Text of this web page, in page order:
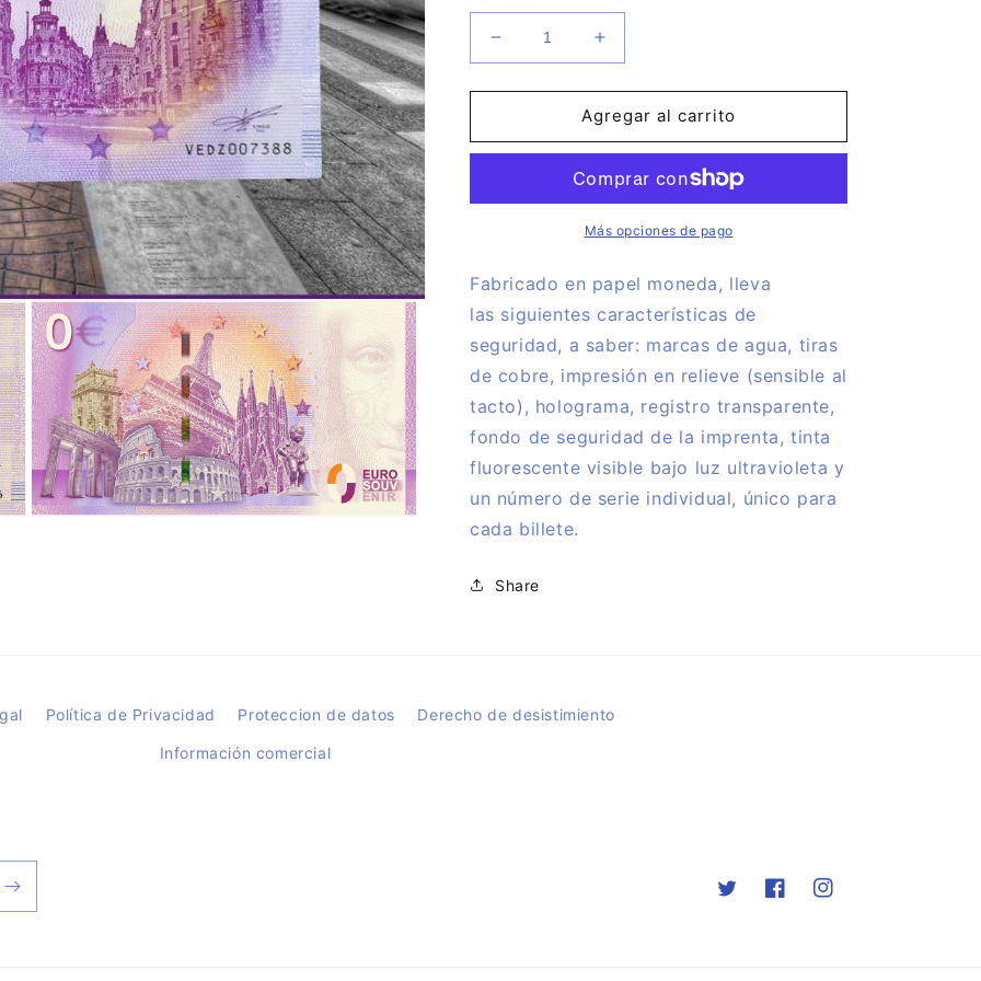
Reducir
cantidad
para
Euro
GRAN
2020
Aumentar
cantidad
para
Billete
Euro
-
GRAN
VÍA
2020
Agregar al carrito
Más opciones de pago
Fabricado en papel moneda, lleva
las siguientes características de
seguridad, a saber: marcas de agua, tiras
de cobre, impresión en relieve (sensible al
tacto), holograma, registro transparente,
fondo de seguridad de la imprenta, tinta
fluorescente visible bajo luz ultravioleta y
un número de serie individual, único para
cada billete.
Share
Política de Privacidad Proteccion de datos Derecho de desistimiento
Información comercial
TwitterFacebookInstagram